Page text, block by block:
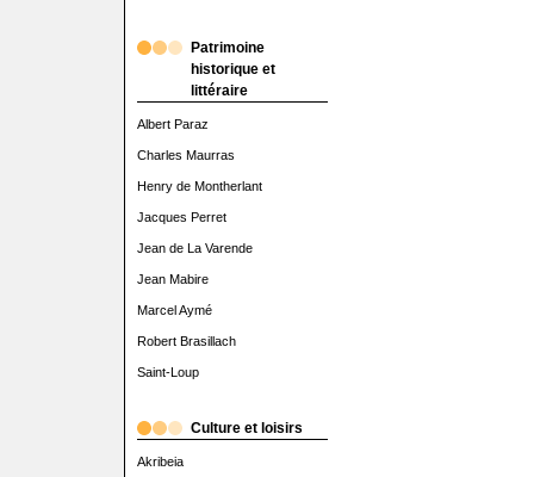
Patrimoine
historique et
littéraire
Albert Paraz
Charles Maurras
Henry de Montherlant
Jacques Perret
Jean de La Varende
Jean Mabire
Marcel Aymé
Robert Brasillach
Saint-Loup
Culture et loisirs
Akribeia